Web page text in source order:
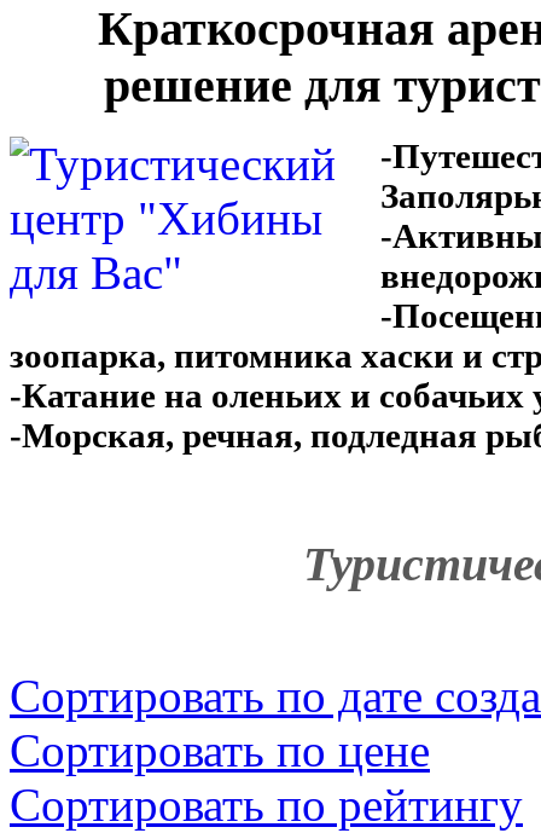
Краткосрочная
решение для
-
-
-
зоопарка, питомника хаски и
-Катание на оленьих и
-Морская, речная, подледная
Сортировать по дате
Сортировать по цене
Сортировать по рейтингу